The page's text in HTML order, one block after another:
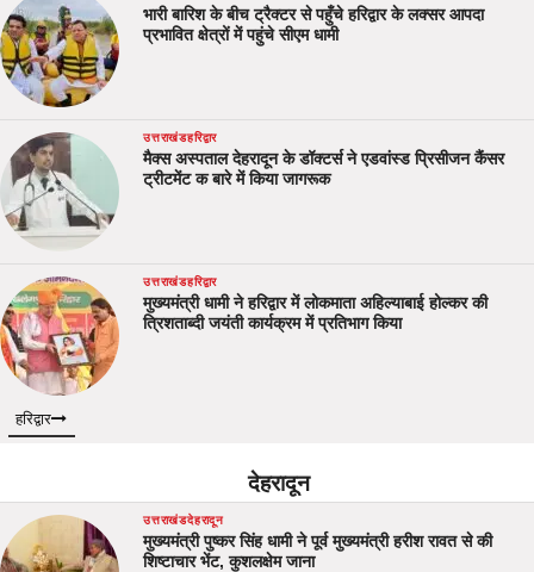
भारी बारिश के बीच ट्रैक्टर से पहुँचे हरिद्वार के लक्सर आपदा
प्रभावित क्षेत्रों में पहुंचे सीएम धामी
उत्तराखंडहरिद्वार
मैक्स अस्पताल देहरादून के डॉक्टर्स ने एडवांस्ड प्रिसीजन कैंसर
ट्रीटमेंट क बारे में किया जागरूक
उत्तराखंडहरिद्वार
मुख्यमंत्री धामी ने हरिद्वार में लोकमाता अहिल्याबाई होल्कर की
त्रिशताब्दी जयंती कार्यक्रम में प्रतिभाग किया
हरिद्वार
देहरादून
उत्तराखंडदेहरादून
मुख्यमंत्री पुष्कर सिंह धामी ने पूर्व मुख्यमंत्री हरीश रावत से की
शिष्टाचार भेंट, कुशलक्षेम जाना